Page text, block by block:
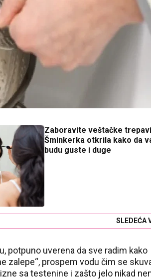
Zaboravite veštačke
Šminkerka otkrila kako da
budu guste i duge
SLEDEĆA
potpuno uverena da sve radim kako
zalepe“, prospem vodu čim se
sa testenine i zašto jelo nikad